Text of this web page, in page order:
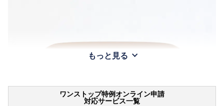
もっと見る
ワンストップ特例オンライン申請
対応サービス一覧